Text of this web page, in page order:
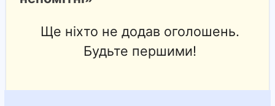
Ще ніхто не додав оголошень.
Будьте першими!